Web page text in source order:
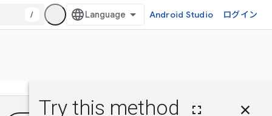
/ Android Studio ログイン
容